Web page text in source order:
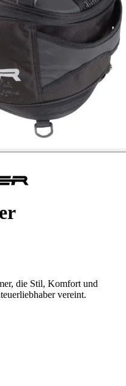
die Stil, Komfort und
vereint.